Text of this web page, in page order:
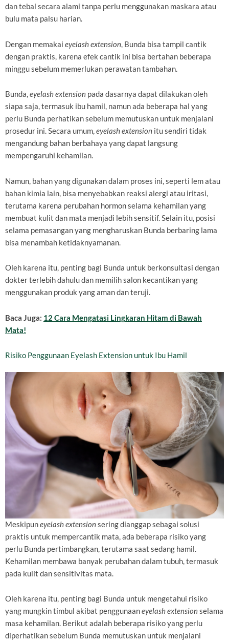
dan tebal secara alami tanpa perlu menggunakan maskara atau
bulu mata palsu harian.
Dengan memakai eyelash extension, Bunda bisa tampil cantik
dengan praktis, karena efek cantik ini bisa bertahan beberapa
minggu sebelum memerlukan perawatan tambahan.
Bunda,eyelash extension pada dasarnya dapat dilakukan oleh
siapa saja, termasuk ibu hamil, namun ada beberapa hal yang
perlu Bunda perhatikan sebelum memutuskan untuk menjalani
prosedur ini. Secara umum,eyelash extension itu sendiri tidak
mengandung bahan berbahaya yang dapat langsung
mempengaruhi kehamilan.
Namun, bahan yang digunakan dalam proses ini, seperti lem atau
bahan kimia lain, bisa menyebabkan reaksi alergi atau iritasi,
terutama karena perubahan hormon selama kehamilan yang
membuat kulit dan mata menjadi lebih sensitif. Selain itu, posisi
selama pemasangan yang mengharuskan Bunda berbaring lama
bisa menambah ketidaknyamanan.
Oleh karena itu, penting bagi Bunda untuk berkonsultasi dengan
dokter terlebih dahulu dan memilih salon kecantikan yang
menggunakan produk yang aman dan teruji.
Baca Juga: 12 Cara Mengatasi Lingkaran Hitam di Bawah
Mata!
Risiko Penggunaan Eyelash Extension untuk Ibu Hamil
Meskipuneyelash extensionsering dianggap sebagai solusi
praktis untuk mempercantik mata, ada beberapa risiko yang
perlu Bunda pertimbangkan, terutama saat sedang hamil.
Kehamilan membawa banyak perubahan dalam tubuh, termasuk
pada kulit dan sensitivitas mata.
Oleh karena itu, penting bagi Bunda untuk mengetahui risiko
yang mungkin timbul akibat penggunaaneyelash extensionselama
masa kehamilan. Berikut adalah beberapa risiko yang perlu
diperhatikan sebelum Bunda memutuskan untuk menjalani